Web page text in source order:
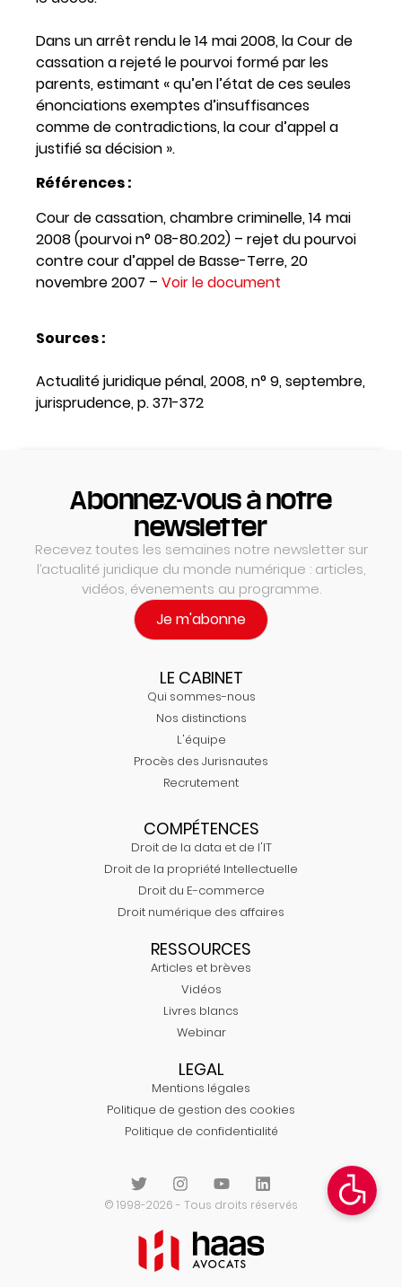
Dans un arrêt rendu le 14 mai 2008, la Cour de
cassation a rejeté le pourvoi formé par les
parents, estimant « qu’en l’état de ces seules
énonciations exemptes d’insuffisances
comme de contradictions, la cour d’appel a
justifié sa décision ».
Références :
Cour de cassation, chambre criminelle, 14 mai
2008 (pourvoi n° 08-80.202) – rejet du pourvoi
contre cour d’appel de Basse-Terre, 20
novembre 2007 – Voir le document
Sources :
Actualité juridique pénal, 2008, n° 9, septembre,
jurisprudence, p. 371-372
Abonnez-vous à notre
newsletter
Recevez toutes les semaines notre newsletter sur
l’actualité juridique du monde numérique : articles,
vidéos, évenements au programme.
Je m'abonne
LE CABINET
Qui sommes-nous
Nos distinctions
L'équipe
Procès des Jurisnautes
Recrutement
COMPÉTENCES
Droit de la data et de l'IT
Droit de la propriété Intellectuelle
Droit du E-commerce
Droit numérique des affaires
RESSOURCES
Articles et brèves
Vidéos
Livres blancs
Webinar
LEGAL
Mentions légales
Politique de gestion des cookies
Politique de confidentialité
© 1998-2026 - Tous droits réservés